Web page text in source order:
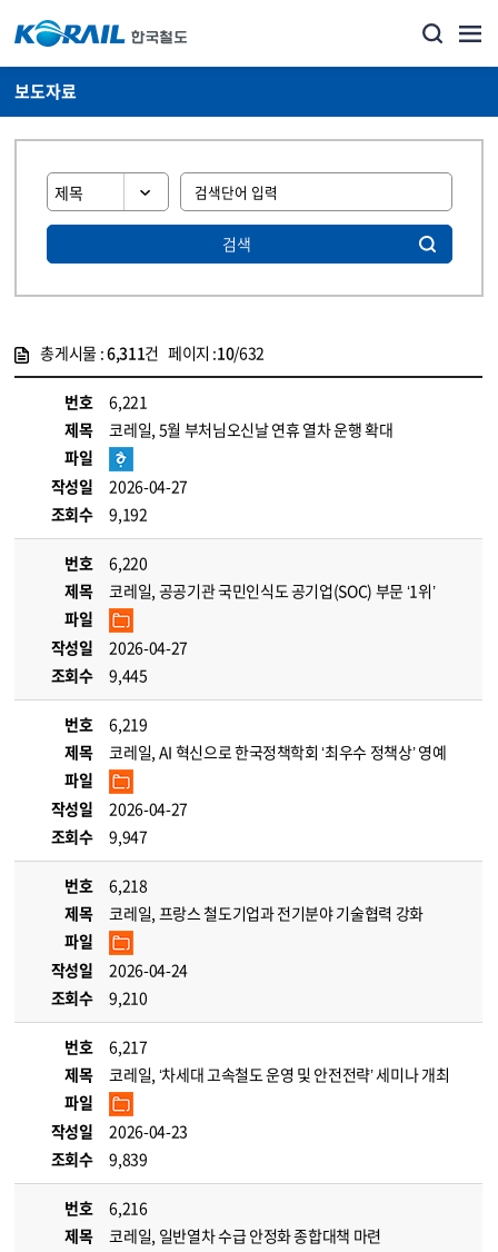
보도자료
검색
총게시물 :6,311건 페이지 :10/632
번호
6,221
제목
코레일, 5월 부처님오신날 연휴 열차 운행 확대
파일
작성일
2026-04-27
조회수
9,192
번호
6,220
제목
코레일, 공공기관 국민인식도 공기업(SOC) 부문 ‘1위’
파일
작성일
2026-04-27
조회수
9,445
번호
6,219
제목
코레일, AI 혁신으로 한국정책학회 ‘최우수 정책상’ 영예
파일
작성일
2026-04-27
조회수
9,947
번호
6,218
제목
코레일, 프랑스 철도기업과 전기분야 기술협력 강화
파일
작성일
2026-04-24
조회수
9,210
번호
6,217
제목
코레일, ‘차세대 고속철도 운영 및 안전전략’ 세미나 개최
파일
작성일
2026-04-23
조회수
9,839
번호
6,216
제목
코레일, 일반열차 수급 안정화 종합대책 마련